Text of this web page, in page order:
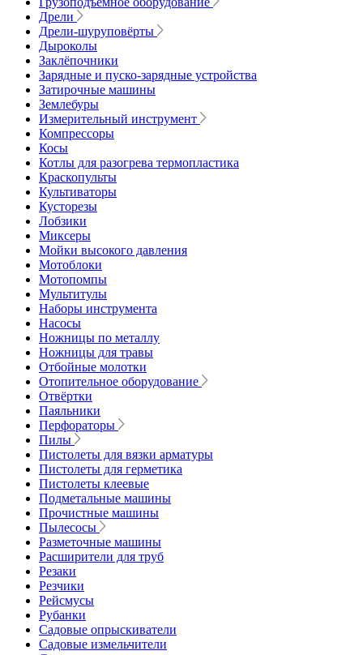
Дрели
Дрели-шуруповёрты
Дыроколы
Заклёпочники
Зарядные и пуско-зарядные устройства
Затирочные машины
Землебуры
Измерительный инструмент
Компрессоры
Косы
Котлы для разогрева термопластика
Краскопульты
Культиваторы
Кусторезы
Лобзики
Миксеры
Мойки высокого давления
Мотоблоки
Мотопомпы
Мультитулы
Наборы инструмента
Насосы
Ножницы по металлу
Ножницы для травы
Отбойные молотки
Отопительное оборудование
Отвёртки
Паяльники
Перфораторы
Пилы
Пистолеты для вязки арматуры
Пистолеты для герметика
Пистолеты клеевые
Подметальные машины
Прочистные машины
Пылесосы
Разметочные машины
Расширители для труб
Резаки
Резчики
Рейсмусы
Рубанки
Садовые опрыскиватели
Садовые измельчители